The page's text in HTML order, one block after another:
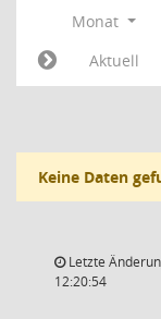
Monat
Aktuell
Keine Daten
Letzte
12:20:54